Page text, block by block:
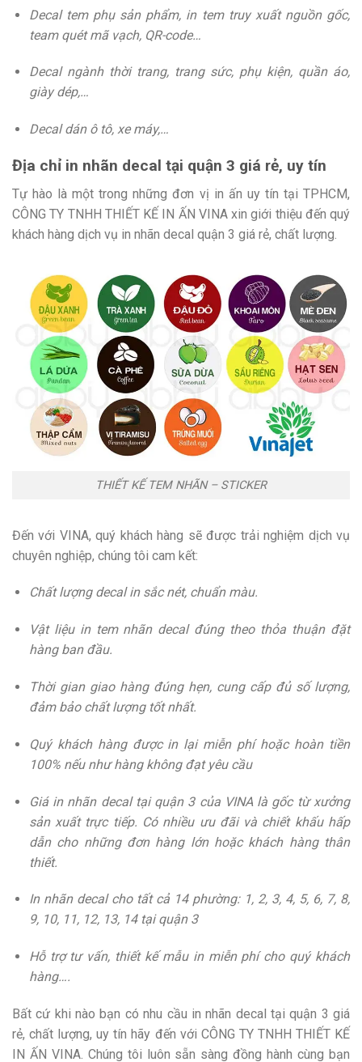
Decal tem phụ sản phẩm, in tem truy xuất nguồn gốc,
team quét mã vạch, QR-code…
Decal ngành thời trang, trang sức, phụ kiện, quần áo,
giày dép,…
Decal dán ô tô, xe máy,…
Địa chỉ in nhãn decal tại quận 3 giá rẻ, uy tín
Tự hào là một trong những đơn vị in ấn uy tín tại TPHCM,
CÔNG TY TNHH THIẾT KẾ IN ẤN VINA xin giới thiệu đến quý
khách hàng dịch vụ in nhãn decal quận 3 giá rẻ, chất lượng.
THIẾT KẾ TEM NHÃN – STICKER
Đến với VINA, quý khách hàng sẽ được trải nghiệm dịch vụ
chuyên nghiệp, chúng tôi cam kết:
Chất lượng decal in sắc nét, chuẩn màu.
Vật liệu in tem nhãn decal đúng theo thỏa thuận đặt
hàng ban đầu.
Thời gian giao hàng đúng hẹn, cung cấp đủ số lượng,
đảm bảo chất lượng tốt nhất.
Quý khách hàng được in lại miễn phí hoặc hoàn tiền
100% nếu như hàng không đạt yêu cầu
Giá in nhãn decal tại quận 3 của VINA là gốc từ xưởng
sản xuất trực tiếp. Có nhiều ưu đãi và chiết khấu hấp
dẫn cho những đơn hàng lớn hoặc khách hàng thân
thiết.
In nhãn decal cho tất cả 14 phường: 1, 2, 3, 4, 5, 6, 7, 8,
9, 10, 11, 12, 13, 14 tại quận 3
Hỗ trợ tư vấn, thiết kế mẫu in miễn phí cho quý khách
hàng….
Bất cứ khi nào bạn có nhu cầu in nhãn decal tại quận 3 giá
rẻ, chất lượng, uy tín hãy đến với CÔNG TY TNHH THIẾT KẾ
IN ẤN VINA. Chúng tôi luôn sẵn sàng đồng hành cùng bạn